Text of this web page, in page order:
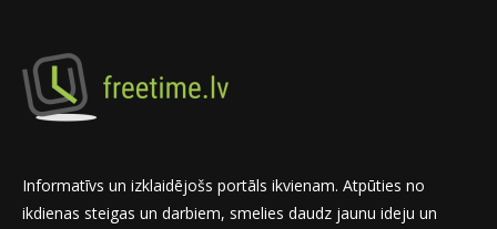
Informatīvs un izklaidējošs portāls ikvienam. Atpūties no
ikdienas steigas un darbiem, smelies daudz jaunu ideju un